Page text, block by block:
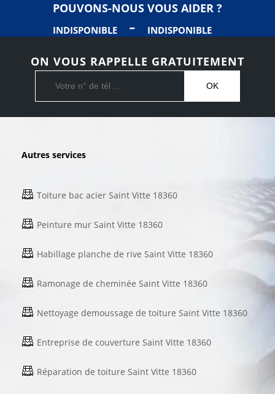
POUVONS-NOUS VOUS AIDER ?
INDISPONIBLE - INDISPONIBLE
ON VOUS RAPPELLE GRATUITEMENT
Autres services
Toiture bac acier Saint Vitte 18360
Peinture mur Saint Vitte 18360
Habillage planche de rive Saint Vitte 18360
Ramonage de cheminée Saint Vitte 18360
Nettoyage demoussage de toiture Saint Vitte 18360
Entreprise de couverture Saint Vitte 18360
Réparation de toiture Saint Vitte 18360